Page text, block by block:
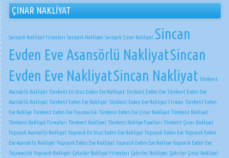
ÇINAR NAKLİYAT
Saraycık Nakliyat Firmaları Saraycık Nakliyeci Saraycık Çınar Nakliyat Sincan
Evden Eve Asansörlü NakliyatSincan
Evden Eve NakliyatSincan Nakliyat Törekent
Asansörlü Nakliyat Törekent En Ucuz Evden Eve Nakliyat Törekent Evden Eve Törekent Evden Eve
Asansörlü Nakliyat Törekent Evden Eve Nakliyat Törekent Evden Eve Nakliyat Firması Törekent Evden
Eve Nakliye Törekent Evden Eve Taşımacılık Törekent Evden Eve Çınar Nakliyat Törekent Nakliyat
Törekent Nakliyat Firmaları Törekent Nakliyeci Törekent Nakliye Fiyatları Törekent Çınar Nakliyat
Yapracık Asansörlü Nakliyat Yapracık En Ucuz Evden Eve Nakliyat Yapracık Evden Eve Yapracık Evden
Eve Asansörlü Nakliyat Yapracık Evden Eve Nakliyat Yapracık Evden Eve Nakliye Yapracık Evden Eve
Taşımacılık Yapracık Nakliyat Çakırlar Nakliyat Firmaları Çakırlar Nakliyeci Çakırlar Çınar Nakliyat